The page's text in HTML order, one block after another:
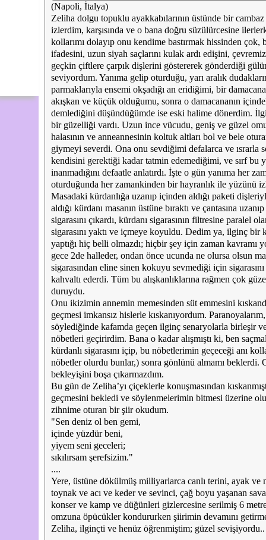
(Napoli, İtalya)
Zeliha dolgu topuklu ayakkabılarının üstünde bir
izlerdim, karşısında ve o bana doğru süzülürcesine
kollarımı dolayıp onu kendime bastırmak hissinden
ifadesini, uzun siyah saçlarını kulak ardı edişini,
geçkin çiftlere çarpık dişlerini göstererek gönderdiği
seviyordum. Yanıma gelip oturduğu, yarı aralık
parmaklarıyla ensemi okşadığı an eridiğimi, bir
akışkan ve küçük olduğumu, sonra o damacananın
demlediğini düşündüğümde ise eski halime dönerdim.
bir güzelliği vardı. Uzun ince vücudu, geniş ve güzel
halasının ve anneannesinin koltuk altları bol ve bele
giymeyi severdi. Ona onu sevdiğimi defalarca ve ısrarla
kendisini gerektiği kadar tatmin edemediğimi, ve sırf bu
inanmadığını defaatle anlatırdı. İşte o gün yanıma her
oturduğunda her zamankinden bir hayranlık ile yüzünü
Masadaki kürdanlığa uzanıp içinden aldığı paketi
aldığı kürdanı masanın üstüne bıraktı ve çantasına
sigarasını çıkardı, kürdanı sigarasının filtresine paralel
sigarasını yaktı ve içmeye koyuldu. Dedim ya, ilginç bir
yaptığı hiç belli olmazdı; hiçbir şey için zaman kavramı
gece 2de halleder, ondan önce ucunda ne olursa olsun
sigarasından eline sinen kokuyu sevmediği için
kahvaltı ederdi. Tüm bu alışkanlıklarına rağmen çok
duruydu.
Onu ikizimin annemin memesinden süt emmesini
geçmesi imkansız hislerle kıskanıyordum.
söylediğinde kafamda geçen ilginç senaryolarla birleşir ve
nöbetleri geçirirdim. Bana o kadar alışmıştı ki, ben
kürdanlı sigarasını içip, bu nöbetlerimin geçeceği anı
nöbetler olurdu bunlar,) sonra gönlünü almamı beklerdi.
bekleyişini boşa çıkarmazdım.
Bu gün de Zeliha’yı çiçeklerle konuşmasından
geçmesini bekledi ve söylenmelerimin bitmesi üzerine
zihnime oturan bir şiir okudum.
"Sen deniz ol ben gemi,
içinde yüzdür beni,
yiyem seni geceleri;
sıkılırsam şerefsizim."
....
Yere, üstüne dökülmüş milliyarlarca canlı terini, ayak ve
toynak ve acı ve keder ve sevinci, çağ boyu yaşanan
konser ve kamp ve düğünleri gizlercesine serilmiş 6
omzuna öpücükler kondururken şiirimin devamını
Zeliha, ilginçti ve henüz öğrenmiştim; güzel sevişiyordu..